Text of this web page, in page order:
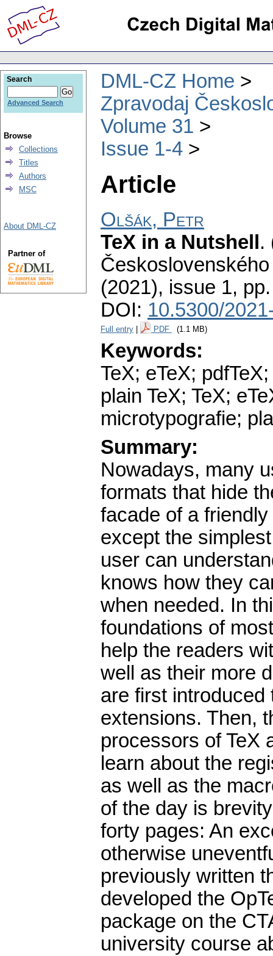
DML-CZ Home
Zpravodaj
Volume 31
Issue 1-4
Article
Olšák, Petr
TeX in a Nutshell .
(2021), issue 1,
DOI: 10.5300/
Full entry PDF (1.1 MB)
Keywords:
TeX; eTeX;
plain TeX; TeX;
microtypografie;
Summary:
Nowadays, many
formats that hide
facade of a
except the
user can
knows how they
when needed. In
foundations of
help the readers
well as their more
are first introduced
extensions. Then,
processors of TeX
learn about the
as well as the
of the day is
forty pages: An
otherwise
previously written
developed the
package on the
university course
Search
Advanced Search
Browse
Collections
Titles
Authors
MSC
About DML-CZ
Partner of